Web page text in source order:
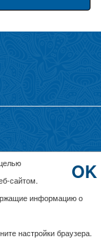
OK
сайтом.
информацию о
настройки браузера.